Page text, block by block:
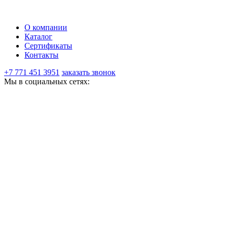
О компании
Каталог
Сертификаты
Контакты
+7 771 451 3951 заказать звонок
Мы в социальных сетях: